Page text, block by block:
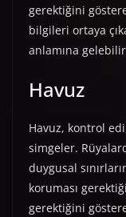
gerektiğini
bilgileri ortaya
anlamına
Havuz
Havuz, kontrol
simgeler.
duygusal
koruması
gerektiğini